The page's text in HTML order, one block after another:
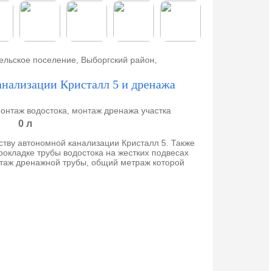
поселение, Выборгский район,
Кристалл 5 и дренажа
водостока, монтаж дренажа участка
0 л
автономной канализации Кристалл 5. Также
трубы водостока на жестких подвесах
дренажной трубы, общий метраж которой